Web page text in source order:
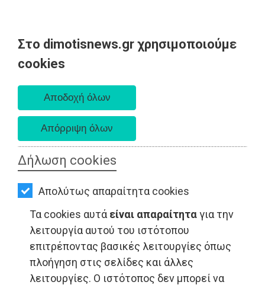
Στο dimotisnews.gr χρησιμοποιούμε
cookies
Δήλωση cookies
Απολύτως απαραίτητα cookies
Τα cookies αυτά είναι απαραίτηταγια την
λειτουργία αυτού του ιστότοπου
επιτρέποντας βασικές λειτουργίες όπως
πλοήγηση στις σελίδες και άλλες
λειτουργίες. Ο ιστότοπος δεν μπορεί να
AΡΧΙΚΗ
ΕΙΔΗΣΕΙΣ
ΠΟΛΙΤΙΚΗ
ΤΟΠΙΚΗ
ΑΥΤΟΔΙΟΙΚΗΣΗ
ΟΙΚΟΝΟΜΙΑ
ΑΘΛΗΤΙΣΜΟΣ
ΠΟΛΙΤΙΣΜΟΣ
ΣΠΙΤΙ-
ΚΗΠΟΣ